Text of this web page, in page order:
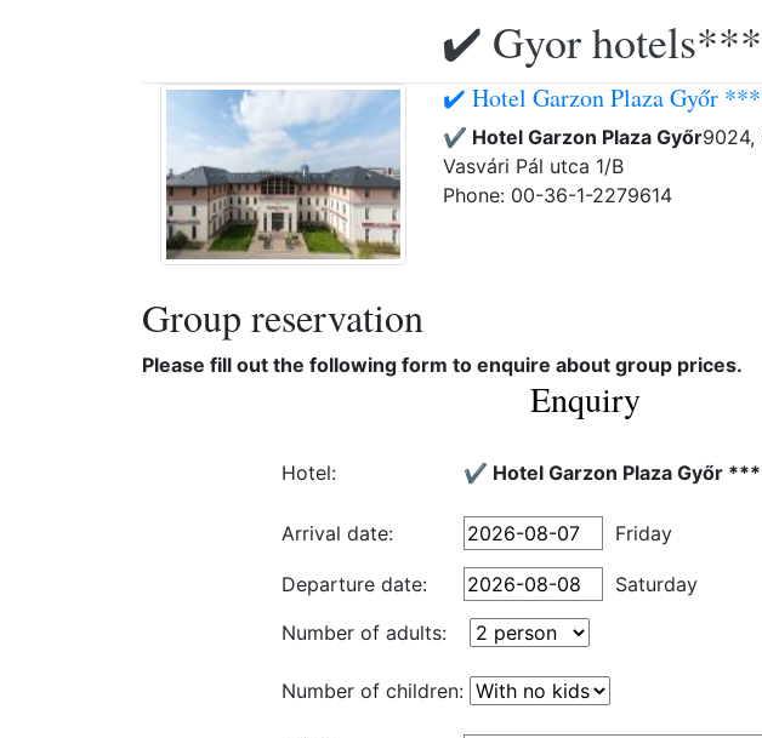
✔️ Gyor hotels***
✔️ Hotel Garzon Plaza Győr
✔️ Hotel Garzon Plaza Győr9024,
Vasvári Pál utca 1/B
Phone: 00-36-1-2279614
Group reservation
Please fill out the following form to enquire about group prices.
Enquiry
Hotel: ✔️ Hotel Garzon Plaza Győr
Arrival date: Friday
Departure date:
Saturday
Number of adults:
Number of children: